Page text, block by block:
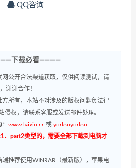
QQ咨询
下载必看————
网公开合法渠道获取，仅供阅读测试，请
谢谢合作！
方所有，本站不对涉及的版权问题负法律
侵权，请联系客服或发送邮件处理。
www.laixiu.cc 或 yudouyudou
、part2类型的，需要全部下载到电脑才
端推荐使用WINRAR（最新版），苹果电